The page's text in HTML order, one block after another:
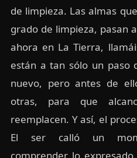
de limpieza. Las almas
grado de limpieza, pasan
ahora en La Tierra,
están a tan sólo un paso
nuevo, pero antes de
otras, para que
reemplacen. Y así, el
El ser calló un
comprender lo